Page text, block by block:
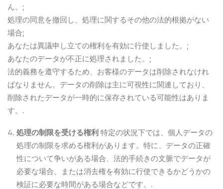
ん。;
処理の同意を撤回し、処理に関するその他の法的根拠がない
場合;
あなたは異議申し立ての権利を有効に行使しました。;
あなたのデータが不正に処理されました。;
法的義務を遵守するため、お客様のデータは削除されなけれ
ばなりません。データの削除は主に可視性に関連しており、
削除されたデータが一時的に保存されている可能性はありま
す。.
処理の制限を受ける権利 特定の状況下では、個人データの
処理の制限を求める権利があります。特に、データの正確
性について争いがある場合、法的手続きの文脈でデータが
必要な場合、または消去権を有効に行使できるかどうかの
検証に必要な時間がある場合などです。.